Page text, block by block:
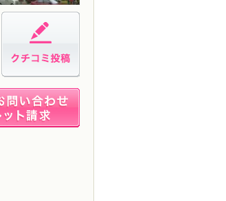
クチコミ投稿